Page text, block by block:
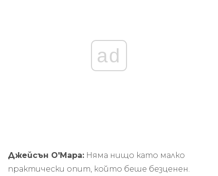
ad
Джейсън О'Мара: Няма нищо като малко
практически опит, който беше безценен.